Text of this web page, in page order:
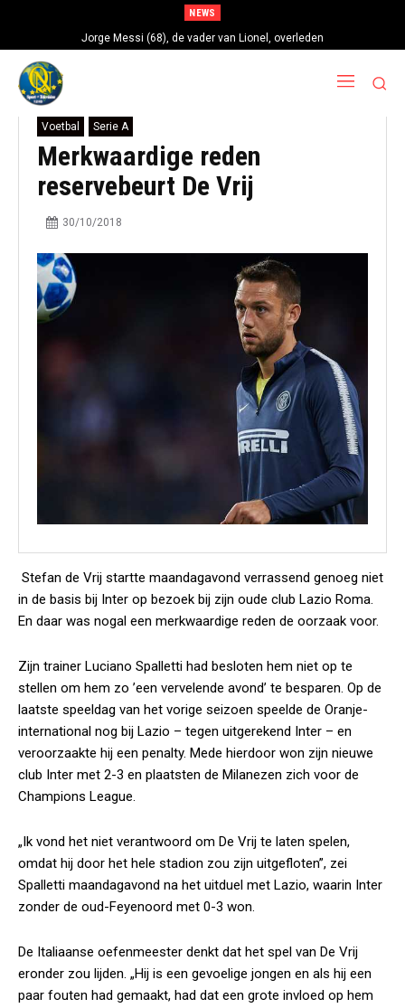
NEWS
Jorge Messi (68), de vader van Lionel, overleden
Voetbal Serie A
Merkwaardige reden
reservebeurt De Vrij
30/10/2018
Stefan de Vrij startte maandagavond verrassend genoeg niet
in de basis bij Inter op bezoek bij zijn oude club Lazio Roma.
En daar was nogal een merkwaardige reden de oorzaak voor.
Zijn trainer Luciano Spalletti had besloten hem niet op te
stellen om hem zo ’een vervelende avond’ te besparen. Op de
laatste speeldag van het vorige seizoen speelde de Oranje-
international nog bij Lazio – tegen uitgerekend Inter – en
veroorzaakte hij een penalty. Mede hierdoor won zijn nieuwe
club Inter met 2-3 en plaatsten de Milanezen zich voor de
Champions League.
„Ik vond het niet verantwoord om De Vrij te laten spelen,
omdat hij door het hele stadion zou zijn uitgefloten”, zei
Spalletti maandagavond na het uitduel met Lazio, waarin Inter
zonder de oud-Feyenoord met 0-3 won.
De Italiaanse oefenmeester denkt dat het spel van De Vrij
eronder zou lijden. „Hij is een gevoelige jongen en als hij een
paar fouten had gemaakt, had dat een grote invloed op hem